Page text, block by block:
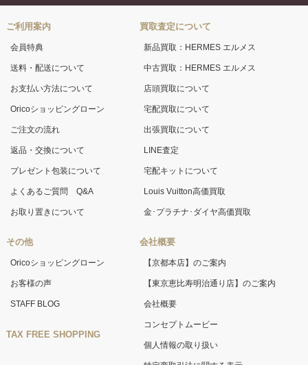
ご利用案内
会員特典
送料・配送について
お支払い方法について
Oricoショッピングローン
ご注文の流れ
返品・交換について
プレゼント包装について
よくあるご質問 Q&A
お取り置きについて
その他
Oricoショッピングローン
お客様の声
STAFF BLOG
TAX FREE SHOPPING
買取査定について
新品買取：HERMES エルメス
中古買取：HERMES エルメス
店頭買取について
宅配買取について
出張買取について
LINE査定
宅配キットについて
Louis Vuitton高価買取
金･プラチナ･ダイヤ高価買取
会社概要
【京都本店】のご案内
【東京恵比寿明治通り店】のご案内
会社概要
コンセプトムービー
個人情報の取り扱い